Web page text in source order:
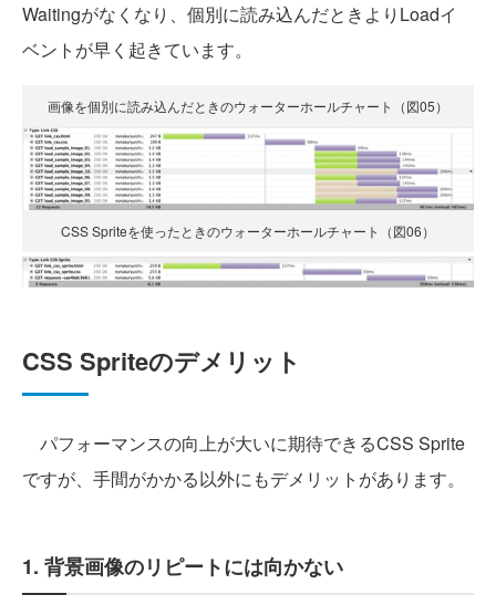
Waitingがなくなり、個別に読み込んだときよりLoadイ
ベントが早く起きています。
画像を個別に読み込んだときのウォーターホールチャート（図05）
CSS Spriteを使ったときのウォーターホールチャート（図06）
CSS Spriteのデメリット
パフォーマンスの向上が大いに期待できるCSS Sprite
ですが、手間がかかる以外にもデメリットがあります。
1. 背景画像のリピートには向かない